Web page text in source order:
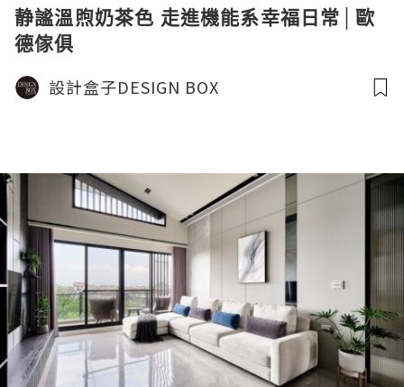
静謐溫煦奶茶色 走進機能系幸福日常│歐
德傢俱
設計盒子DESIGN BOX